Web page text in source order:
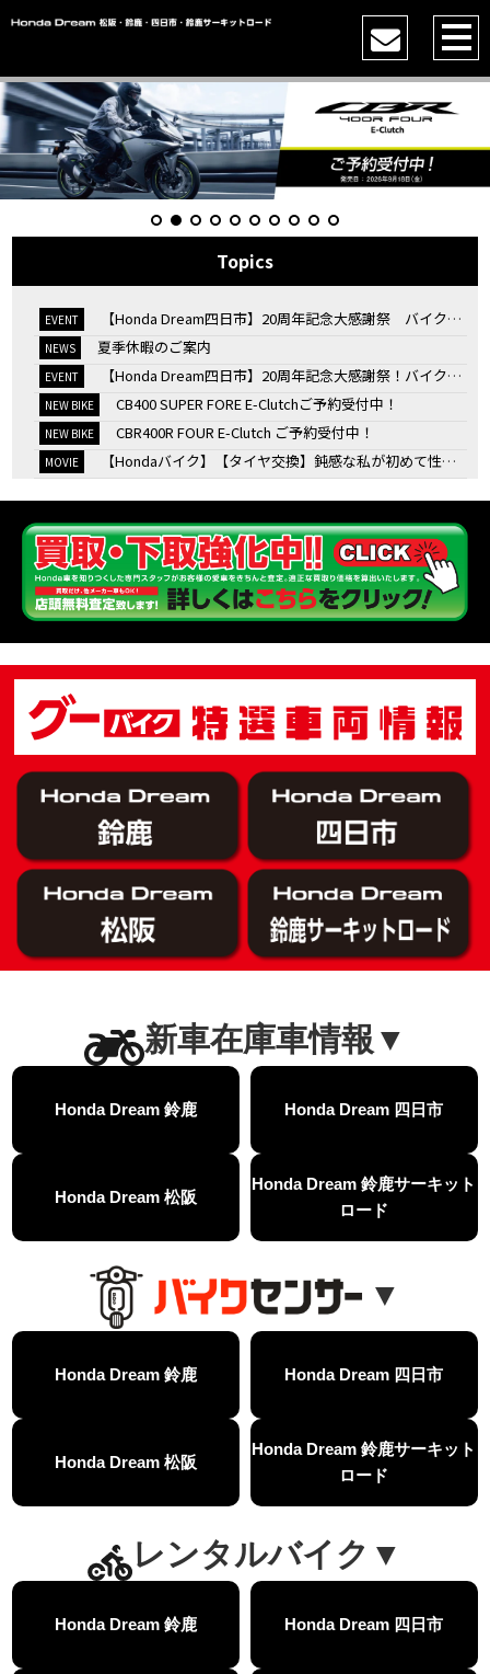
Topics
EVENT 【Honda Dream四日市】20周年記念大感謝祭 バイク女子トークショー
NEWS 夏季休暇のご案内
EVENT 【Honda Dream四日市】20周年記念大感謝祭！バイク女子トークショー
NEW BIKE CB400 SUPER FORE E-Clutchご予約受付中！
NEW BIKE CBR400R FOUR E-Clutch ご予約受付中！
MOVIE 【Hondaバイク】【タイヤ交換】鈍感な私が初めて性能を実感した【三重県】【Honda DREAM】
EVENT KOOD クロモリアクスルシャフトお客様のバイクで体感試走
MOVIE 【三重→香川】このバイク、なんだと思いますか？【ホンダ バイク】【Honda DREAM】【三重県】
EVENT “コカ・コーラ”鈴鹿８時間耐久ロードレース 第47回大会「TSR応援席プレミアムチケット販売開始！」
MOVIE 【ホンダ バイク】バイクを長持ちさせる洗車を教えてもらった【プロの裏ワザ】
MOVIE 【ホンダ バイク】DCTが搭載しているバイクに試乗したんだけどなめてました・・【Rebel 1100 S Edition Dual Clutch Transmission】
EVENT
MOVIE 【ホンダ バイク】 ホンダドリーム鈴鹿の未公開シーン【モトベはつこ】
最新のアフリカツインどう？妹とHondaDreamのバイク全部見た結果｜Honda SuperCub
MOVIE 【ホンダ バイク】「ボカロ文化」を知ろう ナビゲーションをスキップ 検索 作成 6 アバターの画像 三重県を巡る女性ライダーの4日間！ポケふた全制覇ツーリング Honda CB1000F
EVENT ［三重県下最大級のバイクイベント］2026MIE BIKE FES開催 情報2
［三重県下最大級のバイクイベント］2026MIE BIKE FES開催 情報１
CAMPAIGN 免許取得サポートキャンペーン実施中！
EVENT ［三重県下最大級のバイクイベント］2026MIE BIKE FES開催
【ホンダ バイク】【バイク女子】怖くて乗れなかったあの憧れバイク、ついに乗ります！
【ホンダ バイク】バイクが動かなくなった…原因不明で入院します
CAMPAIGN Rebel 250 E-Clutch シリーズ 洋用品購入サポートキャンペーン
【ホンダ バイク】【GB350C S】梅本まどかさんと三重県ツーリング満喫しました！ポケふた探し第1弾【モトブログ】
【ホンダドリーム新春初売り特別企画】のご紹介！！
MOVIE 【新車】CB1000Fで11時間ツーリングした素直なレビュー【モトブログ】Honda CB
【事故寸前】200kmレッカー、そしてさらなる原因が判明し、修理代が膨れ上がった結果
Dio Lite 新基準原付 販売中！
MOVIE 【バイク女子】高速道路走行中にバイクから異音が。レッカーされる事態になりました…
2025X-ADV 最高の旅バイクで街乗りも最適！ADVが20台でツーリングしました｜Honda ADV160
【バイク女子】ごめんなさい。大切なツーリングでやらかしてしまった…
【バイク女子】下道444kmぶっ通しで走った結果がヤバかった
【バイク女子】最安！三重→東京〇〇〇円で行けちゃった
MOVIE 新型スーパーカブ110レビュー！C125 CT125で女子ツーリング 最高！Honda Super Cub(JA59)
【バイク女子の挑戦】世界一の最強バイクでついにやります。
MOVIE 【バイク女子】この動画を見たらイライラするかもしれません。ごめんなさい。
【バイク用ドラレコ】センサーで感知！駐車場でバイクの周りを…
【激カワ女子登場】バイク女子はツーリング中も〇〇が大好き♡
正統派NC750X！大型二輪教習から10年目の素直な感想|Honda NC750X DCT【バイク女子ツーリング】
MOVIE 【福井1泊ツーリング】バイク女子、仲悪いって本当？
大型ツアラー！Gold Wing Tour 50th ANNIVWRSARYは女性ライダーでもツーリングを楽しめるのか検証してみた｜Honda ゴールドウイング
新車在庫車情報▼
Honda Dream 鈴鹿 Honda Dream 四日市
Honda Dream 松阪
Honda Dream 鈴鹿サーキット
ロード
▼
Honda Dream 鈴鹿 Honda Dream 四日市
Honda Dream 松阪
Honda Dream 鈴鹿サーキット
ロード
レンタルバイク▼
Honda Dream 鈴鹿 Honda Dream 四日市